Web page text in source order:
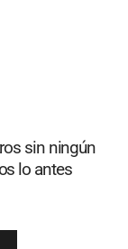
sin ningún
lo antes